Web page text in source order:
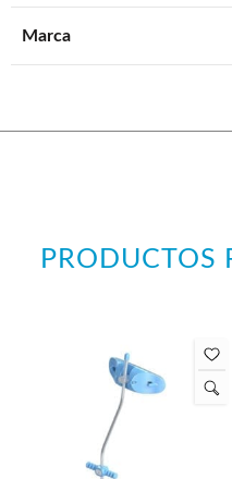
Marca
PRODUCTOS